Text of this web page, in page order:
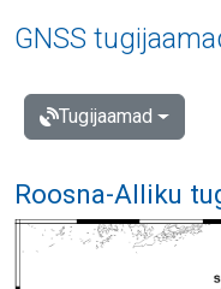
GNSS
Tugijaamad
Roosna-Alliku